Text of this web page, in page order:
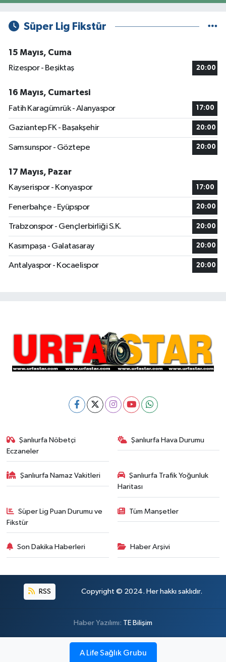
Süper Lig Fikstür
15 Mayıs, Cuma
Rizespor - Beşiktaş
20:00
16 Mayıs, Cumartesi
Fatih Karagümrük - Alanyaspor
17:00
Gaziantep FK - Başakşehir 20:00
Samsunspor - Göztepe 20:00
17 Mayıs, Pazar
Kayserispor - Konyaspor
17:00
Fenerbahçe - Eyüpspor 20:00
Trabzonspor - Gençlerbirliği S.K. 20:00
Kasımpaşa - Galatasaray 20:00
Antalyaspor - Kocaelispor 20:00
Şanlıurfa Nöbetçi
Eczaneler
Şanlıurfa Hava Durumu
Şanlıurfa Namaz Vakitleri
Şanlıurfa Trafik Yoğunluk
Haritası
Süper Lig Puan Durumu ve
Fikstür
Tüm Manşetler
Son Dakika Haberleri Haber Arşivi
RSS Copyright © 2024. Her hakkı saklıdır.
Haber Yazılımı: TE Bilişim
A Life Sağlık Grubu